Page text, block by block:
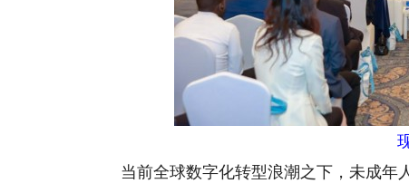
当前全球数字化转型浪潮之下，未成年